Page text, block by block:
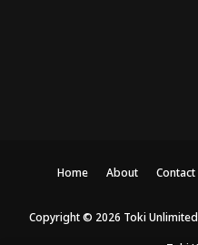
Home About Contact
Copyright © 2026 Toki Unlimited